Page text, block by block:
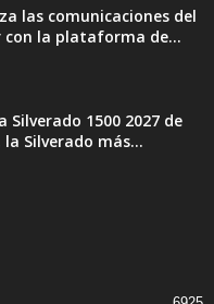
las comunicaciones del
la plataforma de...
Silverado 1500 2027 de
Silverado más...